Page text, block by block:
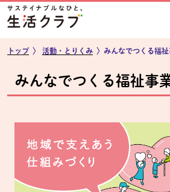
ページの先頭です。
本文へジャンプする。
トップ 〉 活動・とりくみ 〉 みんなでつくる福
みんなでつくる福祉事